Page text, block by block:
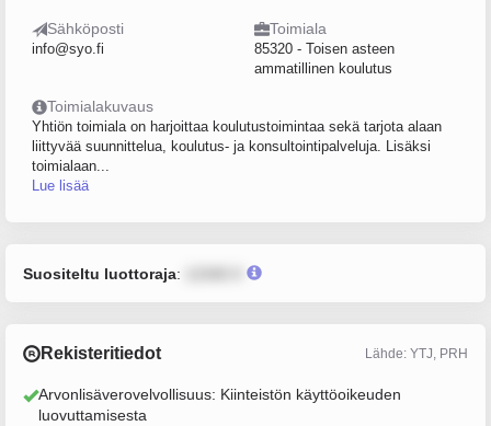
Sähköposti
info@syo.fi
Toimiala
85320 - Toisen asteen
ammatillinen koulutus
Toimialakuvaus
Yhtiön toimiala on harjoittaa koulutustoimintaa sekä tarjota alaan
liittyvää suunnittelua, koulutus- ja konsultointipalveluja. Lisäksi
toimialaan...
Lue lisää
Suositeltu luottoraja:
Rekisteritiedot Lähde: YTJ, PRH
Arvonlisäverovelvollisuus: Kiinteistön käyttöoikeuden
luovuttamisesta